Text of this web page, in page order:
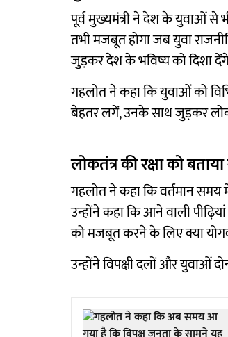
पूर्व मुख्यमंत्री ने देश के युवाओं से
तभी मजबूत होगा जब युवा
जुड़कर देश के भविष्य को दिशा
गहलोत ने कहा कि युवाओं को
बेहतर लगें, उनके साथ जुड़कर
लोकतंत्र की रक्षा को
गहलोत ने कहा कि वर्तमान समय
उन्होंने कहा कि आने वाली
को मजबूत करने के लिए क्या
उन्होंने विपक्षी दलों और युवाओं